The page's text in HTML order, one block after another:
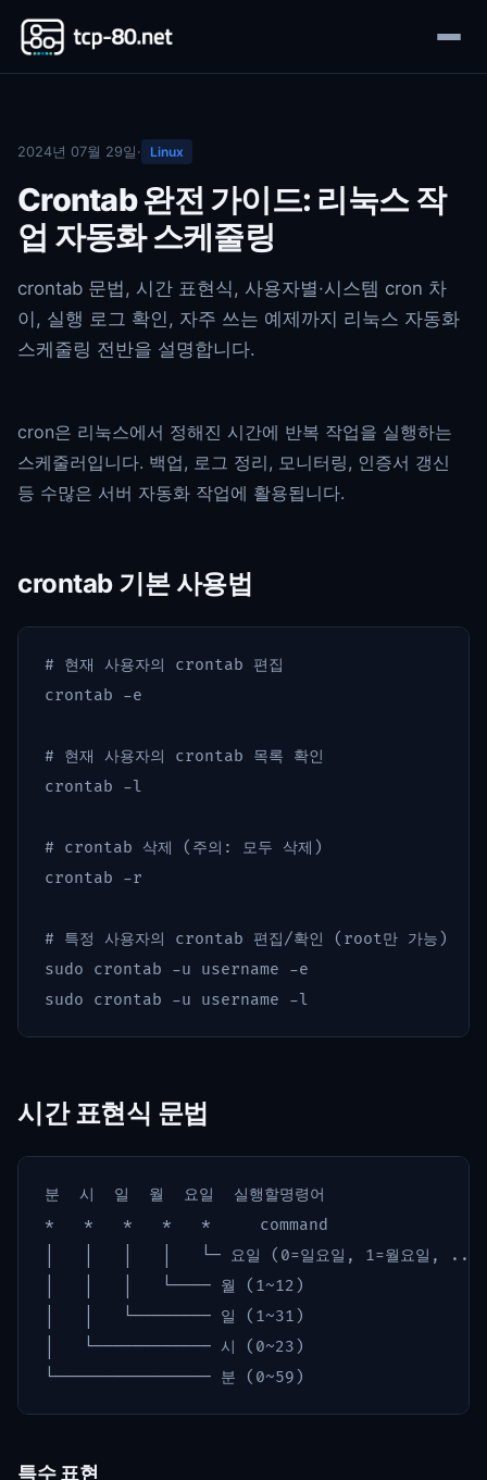
2024년 07월 29일 · Linux
Crontab 완전 가이드: 리눅스 작
업 자동화 스케줄링
crontab 문법, 시간 표현식, 사용자별·시스템 cron 차
이, 실행 로그 확인, 자주 쓰는 예제까지 리눅스 자동화
스케줄링 전반을 설명합니다.
cron은 리눅스에서 정해진 시간에 반복 작업을 실행하는
스케줄러입니다. 백업, 로그 정리, 모니터링, 인증서 갱신
등 수많은 서버 자동화 작업에 활용됩니다.
crontab 기본 사용법
# 현재 사용자의 crontab 편집
crontab -e
# 현재 사용자의 crontab 목록 확인
crontab -l
# crontab 삭제 (주의: 모두 삭제)
crontab -r
# 특정 사용자의 crontab 편집/확인 (root만 가능)
sudo crontab -u username -e
sudo crontab -u username -l
시간 표현식 문법
분  시  일  월  요일  실행할명령어
*   *   *   *   *     command
│   │   │   │   └─ 요일 (0=일요일, 1=월요일, ...,
│   │   │   └──── 월 (1~12)
│   │   └──────── 일 (1~31)
│   └──────────── 시 (0~23)
특수 표현